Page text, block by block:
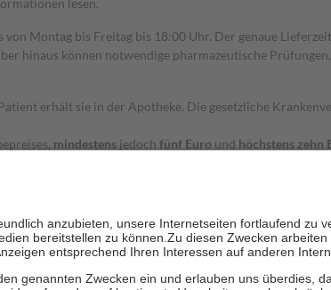
lesen.
Montag bis Freitag bis 18:00 Uhr. Der genaue
hinaus können notwendige pharmazeutische
erhält sie in der Apotheke. Die gesetzliche
mindestens jedoch fünf Euro und höchstens zehn
besondere Stellung der Familie zu unterstützen, fallen
Fahrkosten